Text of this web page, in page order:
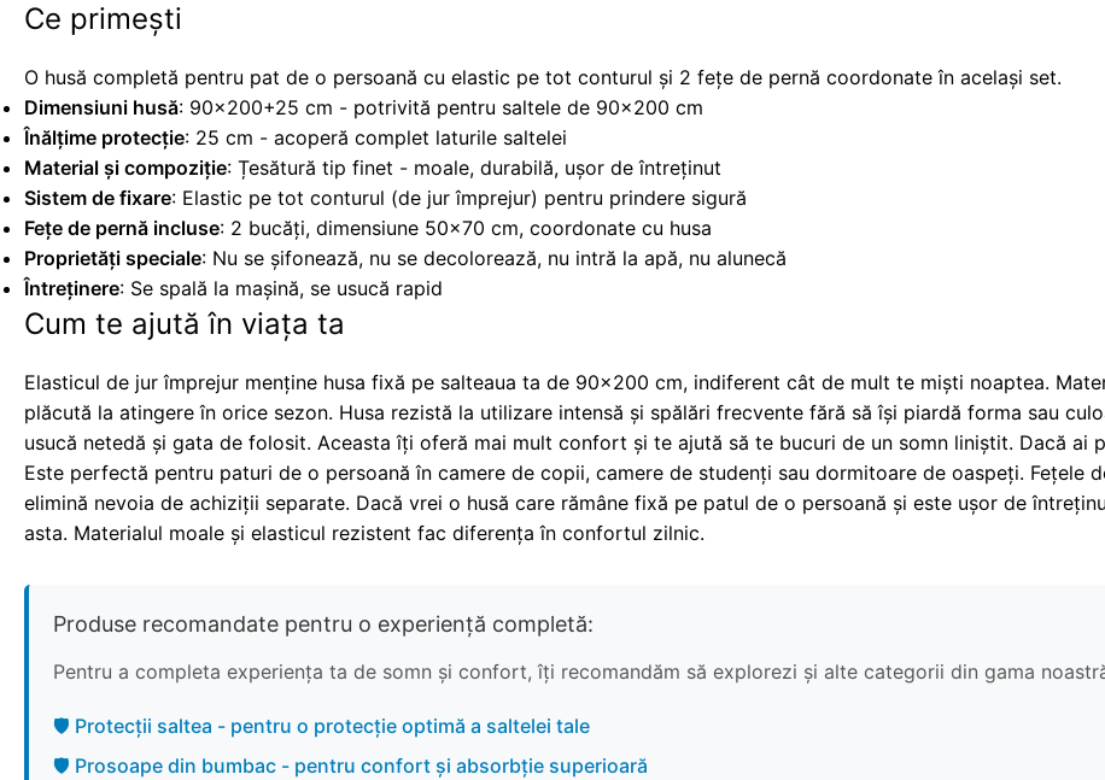
Ce primești
O husă completă pentru pat de o persoană cu elastic pe tot conturul și 2 fețe de pernă coordonate în același set.
Dimensiuni husă: 90x200+25 cm - potrivită pentru saltele de 90x200 cm
Înălțime protecție: 25 cm - acoperă complet laturile saltelei
Material și compoziție: Țesătură tip finet - moale, durabilă, ușor de întreținut
Sistem de fixare: Elastic pe tot conturul (de jur împrejur) pentru prindere sigură
Fețe de pernă incluse: 2 bucăți, dimensiune 50x70 cm, coordonate cu husa
Proprietăți speciale: Nu se șifonează, nu se decolorează, nu intră la apă, nu alunecă
Întreținere: Se spală la mașină, se usucă rapid
Cum te ajută în viața ta
Elasticul de jur împrejur menține husa fixă pe salteaua ta de 90x200 cm, indiferent cât de mult te miști noaptea.
plăcută la atingere în orice sezon. Husa rezistă la utilizare intensă și spălări frecvente fără să își piardă forma sau
usucă netedă și gata de folosit. Aceasta îți oferă mai mult confort și te ajută să te bucuri de un somn liniștit. Dacă ai
Este perfectă pentru paturi de o persoană în camere de copii, camere de studenți sau dormitoare de oaspeți. Fețele
elimină nevoia de achiziții separate. Dacă vrei o husă care rămâne fixă pe patul de o persoană și este ușor de
asta. Materialul moale și elasticul rezistent fac diferența în confortul zilnic.
Produse recomandate pentru o experiență completă:
Pentru a completa experiența ta de somn și confort, îți recomandăm să explorezi și alte categorii din gama
🛡️ Protecții saltea - pentru o protecție optimă a saltelei tale
🛡️ Prosoape din bumbac - pentru confort și absorbție superioară